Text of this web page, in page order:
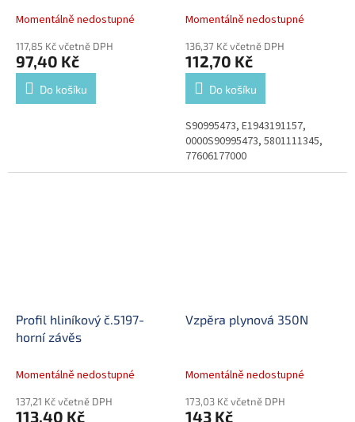
Momentálně nedostupné
117,85 Kč včetně DPH
97,40 Kč
Do košíku
Momentálně nedostupné
136,37 Kč včetně DPH
112,70 Kč
Do košíku
S90995473, E1943191157,
0000S90995473, 5801111345,
77606177000
Profil hliníkový č.5197-
horní závěs
Momentálně nedostupné
137,21 Kč včetně DPH
113,40 Kč
Vzpěra plynová 350N
Momentálně nedostupné
173,03 Kč včetně DPH
143 Kč